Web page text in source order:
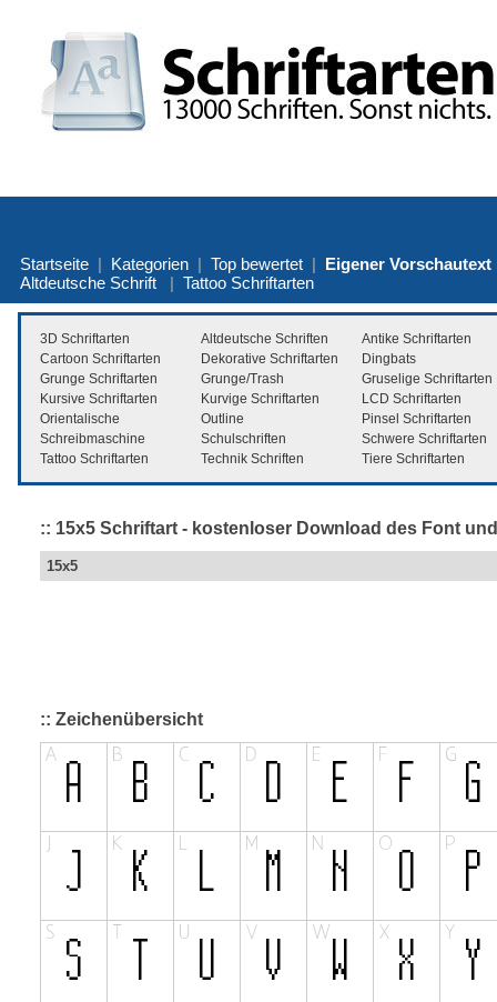
Startseite | Kategorien | Top bewertet | Eigener Vorschautext
Altdeutsche Schrift | Tattoo Schriftarten
3D Schriftarten Altdeutsche Schriften
Antike Schriftarten
Cartoon Schriftarten
Dekorative Schriftarten
Dingbats
Grunge Schriftarten
Grunge/Trash
Gruselige Schriftarten
Kursive Schriftarten
Kurvige Schriftarten
LCD Schriftarten
Orientalische
Outline
Pinsel Schriftarten
Schreibmaschine
Schulschriften
Schwere Schriftarten
Tattoo Schriftarten
Technik Schriften Tiere Schriftarten
:: 15x5 Schriftart - kostenloser Download des Font
15x5
:: Zeichenübersicht